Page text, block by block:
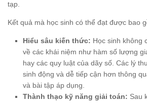
tạp.
Kết quả mà học sinh có thể đạt được bao
Hiểu sâu kiến thức: Học sinh không
về các khái niệm như hàm số lượng
hay các quy luật của dãy số. Các lý
sinh động và dễ tiếp cận hơn thông
và bài tập áp dụng.
Thành thạo kỹ năng giải toán: Sau